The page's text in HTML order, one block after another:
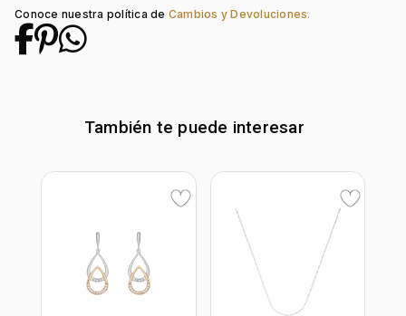
Conoce nuestra política de Cambios y Devoluciones.
También te puede interesar